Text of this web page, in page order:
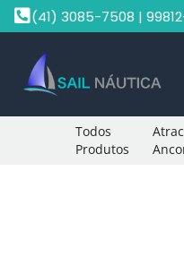
(41) 3085-7508 |
Todos
Produtos